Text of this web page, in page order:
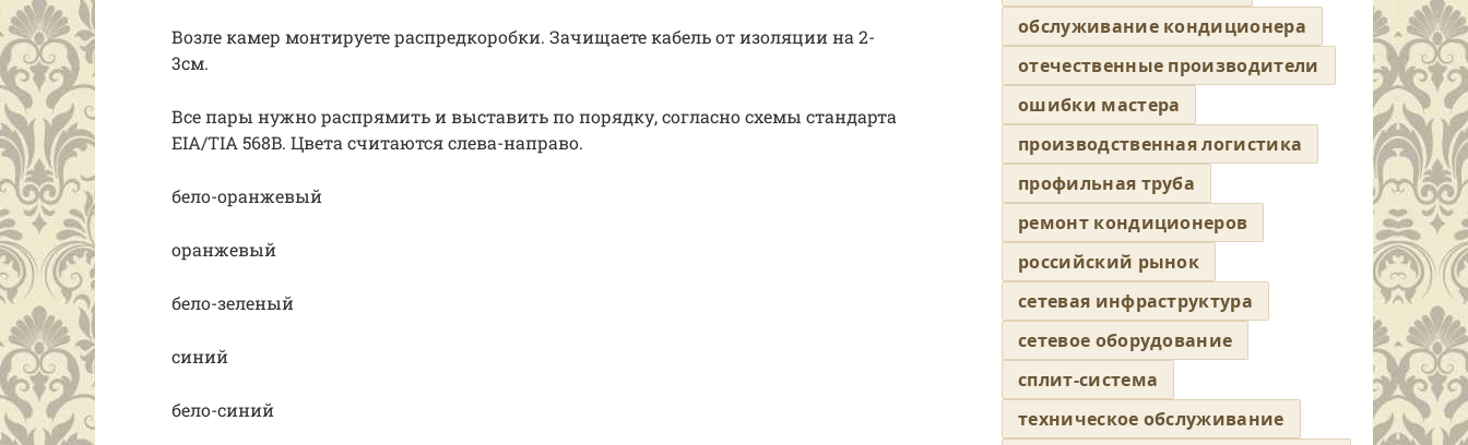
Возле камер монтируете распредкоробки. Зачищаете кабель от изоляции на 2-
3см.
Все пары нужно распрямить и выставить по порядку, согласно схемы стандарта
EIA/TIA 568B. Цвета считаются слева-направо.
бело-оранжевый
оранжевый
бело-зеленый
синий
бело-синий
обслуживание кондиционера
отечественные производители
ошибки мастера
производственная логистика
профильная труба
ремонт кондиционеров
российский рынок
сетевая инфраструктура
сетевое оборудование
сплит-система
техническое обслуживание